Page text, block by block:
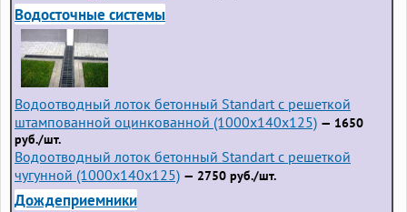
Водосточные системы
Водоотводный лоток бетонный Standart с решеткой
штампованной оцинкованной (1000x140x125) — 1650
руб./шт.
Водоотводный лоток бетонный Standart с решеткой
чугунной (1000x140x125) — 2750 руб./шт.
Дождеприемники